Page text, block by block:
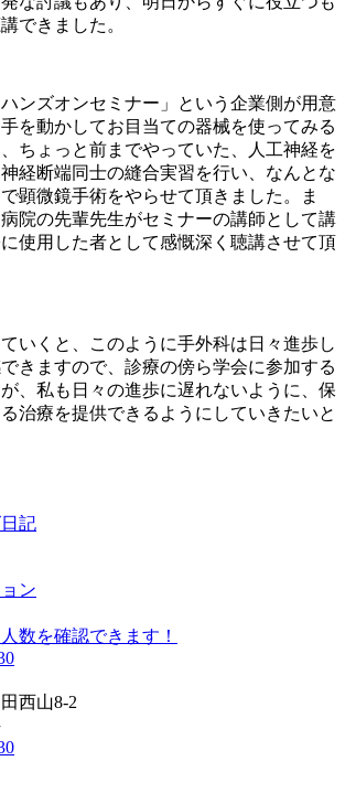
できました。
ンズオンセミナー」という企業側が用意
を動かしてお目当ての器械を使ってみる
ちょっと前までやっていた、人工神経を
経断端同士の縫合実習を行い、なんとな
顕微鏡手術をやらせて頂きました。ま
院の先輩先生がセミナーの講師として講
使用した者として感慨深く聴講させて頂
いくと、このように手外科は日々進歩し
きますので、診療の傍ら学会に参加する
、私も日々の進歩に遅れないように、保
治療を提供できるようにしていきたいと
西山8-2